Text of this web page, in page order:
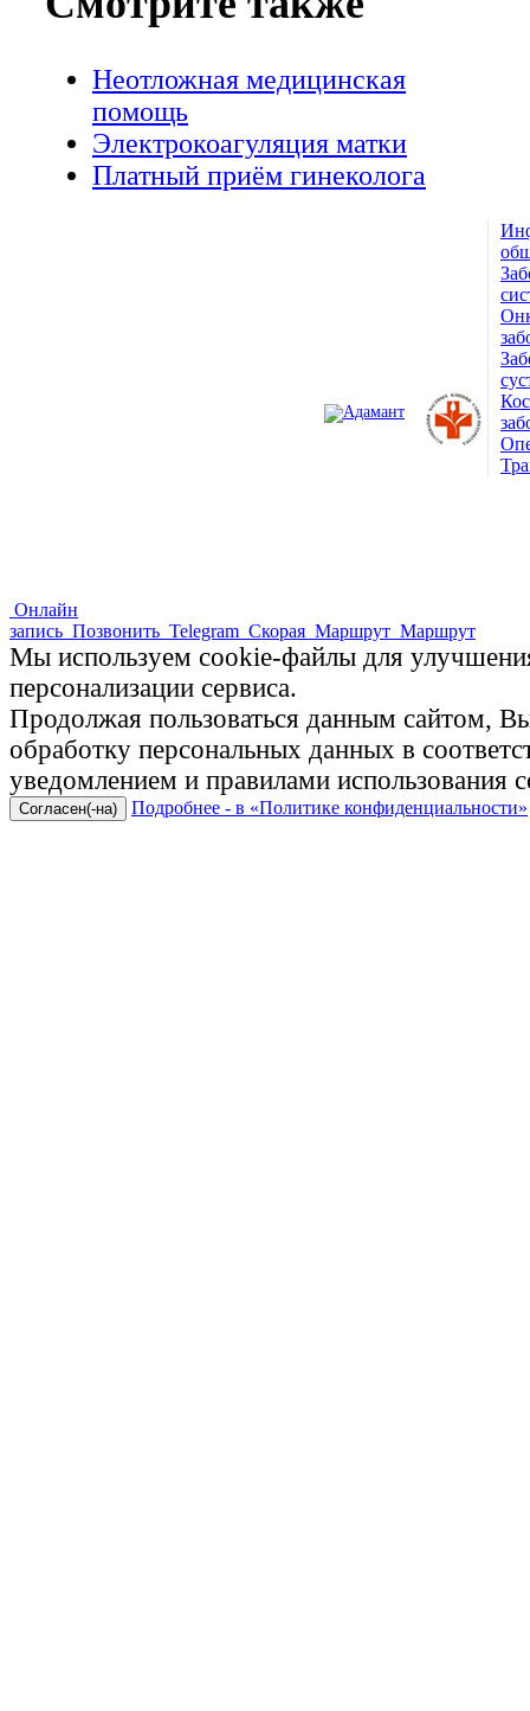
Неотложная медицинская
помощь
Электрокоагуляция матки
Платный приём гинеколога
Онлайн
запись Позвонить Telegram Скорая Маршрут Маршрут
Мы используем cookie-файлы для
персонализации сервиса.
Продолжая пользоваться данным сайтом, Вы
обработку персональных данных в
уведомлением и правилами использования
Согласен(-на) Подробнее - в «Политике конфиденциальности»